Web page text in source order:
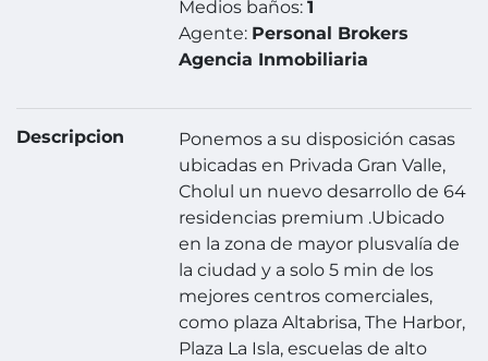
Medios baños:1
Agente: Personal Brokers
Agencia Inmobiliaria
Descripcion
Ponemos a su disposición casas
ubicadas en Privada Gran Valle,
Cholul un nuevo desarrollo de 64
residencias premium .Ubicado
en la zona de mayor plusvalía de
la ciudad y a solo 5 min de los
mejores centros comerciales,
como plaza Altabrisa, The Harbor,
Plaza La Isla, escuelas de alto